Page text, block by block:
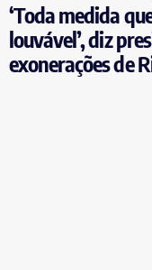
‘Toda medida
louvável’, diz
exonerações de